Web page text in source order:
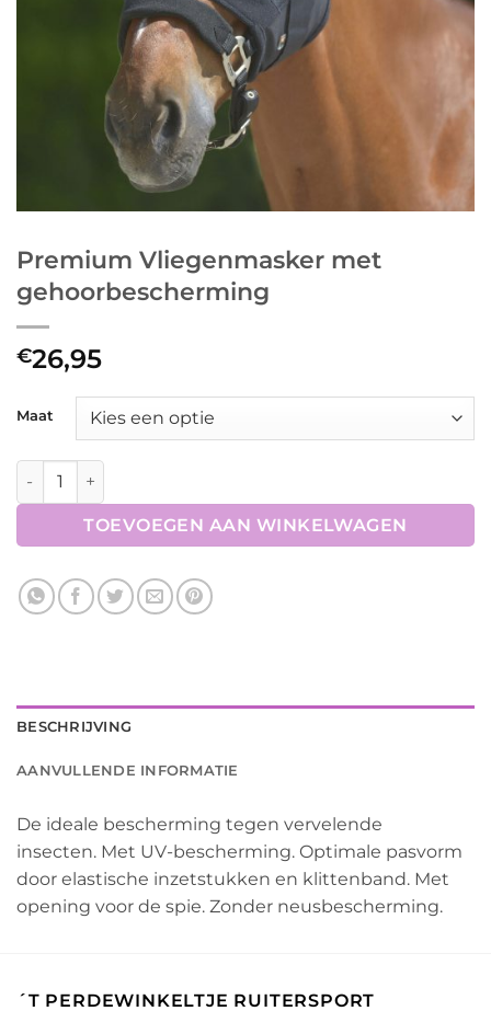
Premium Vliegenmasker met
gehoorbescherming
€26,95
Maat
Premium Vliegenmasker met gehoorbescherming aantal
TOEVOEGEN AAN WINKELWAGEN
BESCHRIJVING
AANVULLENDE INFORMATIE
De ideale bescherming tegen vervelende
insecten. Met UV-bescherming. Optimale pasvorm
door elastische inzetstukken en klittenband. Met
opening voor de spie. Zonder neusbescherming.
´T PERDEWINKELTJE RUITERSPORT